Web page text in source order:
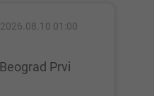
2026.08.10 01:00